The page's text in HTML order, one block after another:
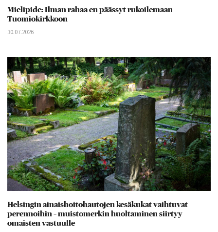
Mielipide: Ilman rahaa en päässyt rukoilemaan
Tuomiokirkkoon
30.07.2026
Helsingin ainaishoitohautojen kesäkukat vaihtuvat
perennoihin – muistomerkin huoltaminen siirtyy
omaisten vastuulle